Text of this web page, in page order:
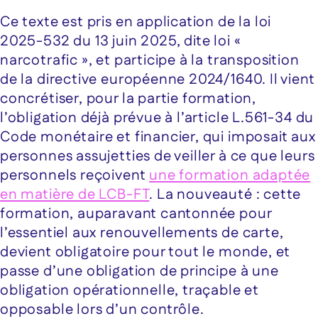
Ce texte est pris en application de la loi
2025-532 du 13 juin 2025, dite loi «
narcotrafic », et participe à la transposition
de la directive européenne 2024/1640. Il vient
concrétiser, pour la partie formation,
l’obligation déjà prévue à l’article L.561-34 du
Code monétaire et financier, qui imposait aux
personnes assujetties de veiller à ce que leurs
personnels reçoiventune formation adaptée
en matière de LCB-FT. La nouveauté : cette
formation, auparavant cantonnée pour
l’essentiel aux renouvellements de carte,
devient obligatoire pour tout le monde, et
passe d’une obligation de principe à une
obligation opérationnelle, traçable et
opposable lors d’un contrôle.